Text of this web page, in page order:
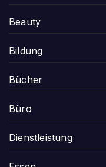
Beauty
Bildung
Bücher
Büro
Dienstleistung